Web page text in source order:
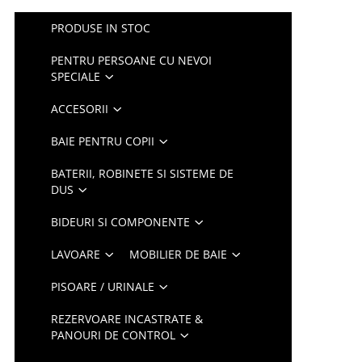
PRODUSE IN STOC
PENTRU PERSOANE CU NEVOI
SPECIALE
ACCESORII
BAIE PENTRU COPII
BATERII, ROBINETE SI SISTEME DE
DUS
BIDEURI SI COMPONENTE
LAVOARE MOBILIER DE BAIE
PISOARE / URINALE
REZERVOARE INCASTRATE &
PANOURI DE CONTROL